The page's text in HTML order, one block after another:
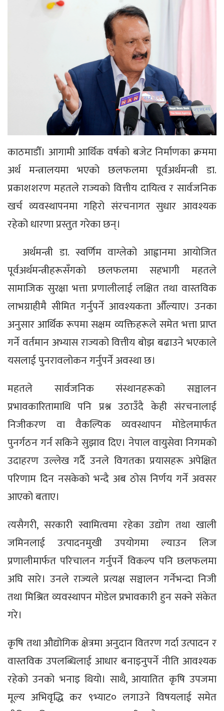
काठमाडौँ। आगामी आर्थिक वर्षको बजेट निर्माणका क्रममा
अर्थ मन्त्रालयमा भएको छलफलमा पूर्वअर्थमन्त्री डा.
प्रकाशशरण महतले राज्यको वित्तीय दायित्व र सार्वजनिक
खर्च व्यवस्थापनमा गहिरो संरचनागत सुधार आवश्यक
रहेको धारणा प्रस्तुत गरेका छन्।
अर्थमन्त्री डा. स्वर्णिम वाग्लेको आह्वानमा आयोजित
पूर्वअर्थमन्त्रीहरूसँगको छलफलमा सहभागी महतले
सामाजिक सुरक्षा भत्ता प्रणालीलाई लक्षित तथा वास्तविक
लाभग्राहीमै सीमित गर्नुपर्ने आवश्यकता औँल्याए। उनका
अनुसार आर्थिक रूपमा सक्षम व्यक्तिहरूले समेत भत्ता प्राप्त
गर्ने वर्तमान अभ्यास राज्यको वित्तीय बोझ बढाउने भएकाले
यसलाई पुनरावलोकन गर्नुपर्ने अवस्था छ।
महतले सार्वजनिक संस्थानहरूको सञ्चालन
प्रभावकारितामाथि पनि प्रश्न उठाउँदै केही संरचनालाई
निजीकरण वा वैकल्पिक व्यवस्थापन मोडेलमार्फत
पुनर्गठन गर्न सकिने सुझाव दिए। नेपाल वायुसेवा निगमको
उदाहरण उल्लेख गर्दै उनले विगतका प्रयासहरू अपेक्षित
परिणाम दिन नसकेको भन्दै अब ठोस निर्णय गर्ने अवसर
आएको बताए।
त्यसैगरी, सरकारी स्वामित्वमा रहेका उद्योग तथा खाली
जमिनलाई उत्पादनमुखी उपयोगमा ल्याउन लिज
प्रणालीमार्फत परिचालन गर्नुपर्ने विकल्प पनि छलफलमा
अघि सारे। उनले राज्यले प्रत्यक्ष सञ्चालन गर्नेभन्दा निजी
तथा मिश्रित व्यवस्थापन मोडेल प्रभावकारी हुन सक्ने संकेत
गरे।
कृषि तथा औद्योगिक क्षेत्रमा अनुदान वितरण गर्दा उत्पादन र
वास्तविक उपलब्धिलाई आधार बनाइनुपर्ने नीति आवश्यक
रहेको उनको भनाइ थियो। साथै, आयातित कृषि उपजमा
मूल्य अभिवृद्धि कर ९भ्याट० लगाउने विषयलाई समेत